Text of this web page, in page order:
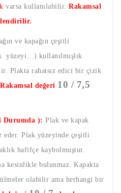
varsa kullanılabilir. Rakamsal
ve kapağın çeşitli
yüzeyi…) kullanılmışlık
Plakta rahatsız edici bir çizik
Rakamsal değeri 10 / 7,5
Durumda ): Plak ve kapak
eder. Plak yüzeyinde çeşitli
hafifçe kaybolmuştur.
kesinlikle bulunmaz. Kapakta
olabilir ama herhangi bir